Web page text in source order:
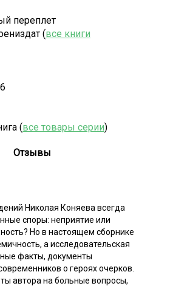
переплет
(все книги
(все товары серии)
Отзывы
Николая Коняева всегда
споры: неприятие или
Но в настоящем сборнике
а исследовательская
факты, документы
о героях очерков.
автора на больные вопросы,